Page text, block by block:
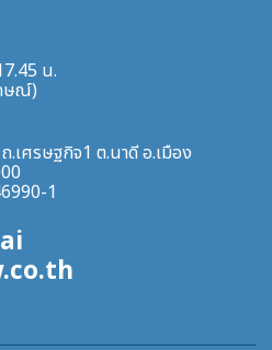
น.
ษณ์)
เศรษฐกิจ1 ต.นาดี อ.เมือง
1